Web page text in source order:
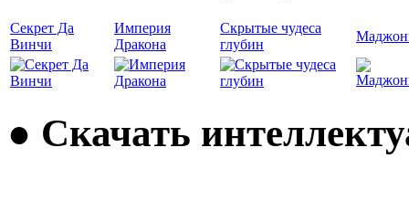
Секрет Да
Винчи
Империя
Дракона
Скрытые чудеса
глубин
● Скачать